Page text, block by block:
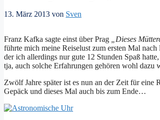
13. März 2013 von Sven
Franz Kafka sagte einst über Prag „Dieses
führte mich meine Reiselust zum ersten Mal
der ich allerdings nur gute 12 Stunden Spaß
tja, auch solche Erfahrungen gehören wohl dazu
Zwölf Jahre später ist es nun an der Zeit für
Gepäck und dieses Mal auch bis zum Ende…